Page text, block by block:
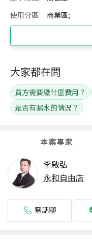
使用分區
商業區;
本案專家
李啟弘
永和自由店
電話聊
大家都在問
買方需要繳什麼費用？
是否有漏水的情況？